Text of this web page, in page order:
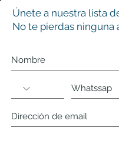
Únete a nuestra lista
No te pierdas ninguna